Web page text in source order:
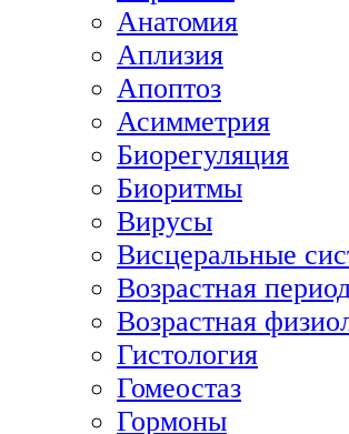
Анатомия
Аплизия
Апоптоз
Асимметрия
Биорегуляция
Биоритмы
Вирусы
Висцеральные
Возрастная
Возрастная
Гистология
Гомеостаз
Гормоны